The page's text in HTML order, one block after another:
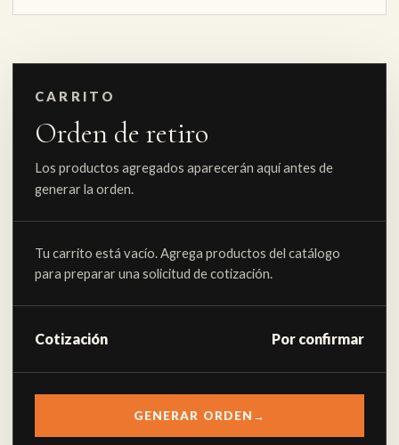
CARRITO
Orden de retiro
Los productos agregados aparecerán aquí antes de
generar la orden.
Tu carrito está vacío. Agrega productos del catálogo
para preparar una solicitud de cotización.
Cotización Por confirmar
GENERAR ORDEN →